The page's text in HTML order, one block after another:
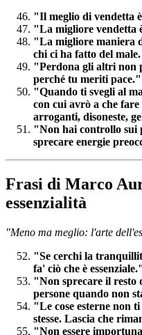
"Il meglio di vendetta
"La migliore vendetta
"La migliore maniera
chi ci ha fatto del
"Perdona gli altri non
perché tu meriti pace."
"Quando ti svegli al
con cui avrò a che
arroganti, disoneste,
"Non hai controllo sui
sprecare energie
Frasi di Marco
essenzialità
"Meno ma meglio: l'arte
"Se cerchi la
fa' ciò che è essenziale."
"Non sprecare il resto
persone quando non
"Le cose esterne non ti
stesse. Lascia che
"Non essere